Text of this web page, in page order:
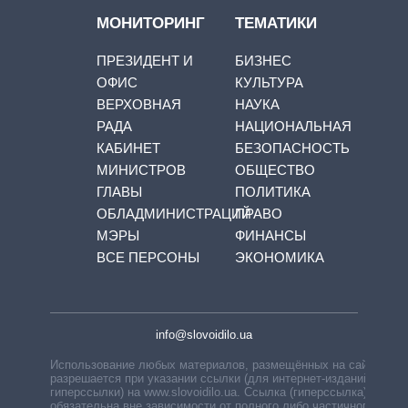
МОНИТОРИНГ
ПРЕЗИДЕНТ И
ОФИС
ВЕРХОВНАЯ
РАДА
КАБИНЕТ
МИНИСТРОВ
ГЛАВЫ
ОБЛАДМИНИСТРАЦИЙ
МЭРЫ
ВСЕ ПЕРСОНЫ
ТЕМАТИКИ
БИЗНЕС
КУЛЬТУРА
НАУКА
НАЦИОНАЛЬНАЯ
БЕЗОПАСНОСТЬ
ОБЩЕСТВО
ПОЛИТИКА
ПРАВО
ФИНАНСЫ
ЭКОНОМИКА
info@slovoidilo.ua
Использование любых материалов, размещённых на сайте,
разрешается при указании ссылки (для интернет-изданий —
гиперссылки) на www.slovoidilo.ua. Ссылка (гиперссылка)